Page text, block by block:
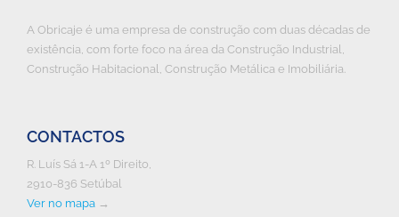
A Obricaje é uma empresa de construção com duas décadas de
existência, com forte foco na área da Construção Industrial,
Construção Habitacional, Construção Metálica e Imobiliária.
CONTACTOS
R. Luís Sá 1-A 1º Direito,
2910-836 Setúbal
Ver no mapa →